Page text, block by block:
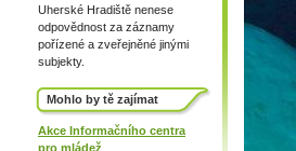
Uherské Hradiště nenese
odpovědnost za záznamy
pořízené a zveřejněné jinými
subjekty.
Mohlo by tě zajímat
Akce Informačního centra
pro mládež